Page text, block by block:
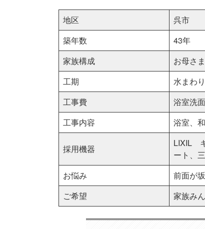
地区
呉市
築年数
43年
家族構成
お母さ
工期
水まわ
工事費
浴室洗
工事内容
浴室、
採用機器
LIXIL
ート、
お悩み
前面が
ご希望
家族み